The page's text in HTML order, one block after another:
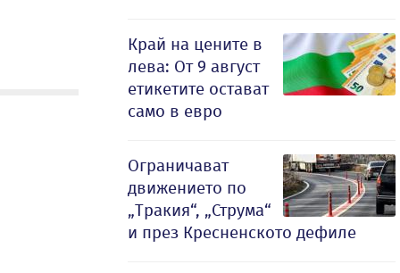
Край на цените в
лева: От 9 август
етикетите остават
само в евро
Ограничават
движението по
„Тракия“, „Струма“
и през Кресненското дефиле